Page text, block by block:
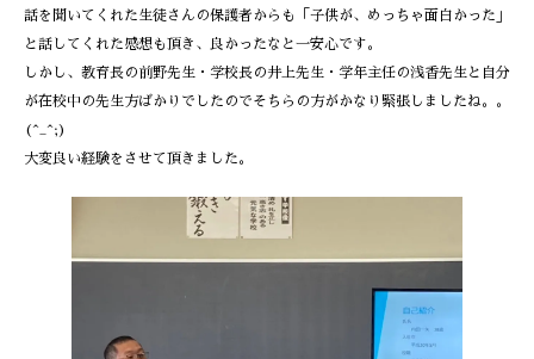
話を聞いてくれた生徒さんの保護者からも「子供が、めっちゃ面白かった」
と話してくれた感想も頂き、良かったなと一安心です。
しかし、教育長の前野先生・学校長の井上先生・学年主任の浅香先生と自分
が在校中の先生方ばかりでしたのでそちらの方がかなり緊張しましたね。。
(^_^;)
大変良い経験をさせて頂きました。